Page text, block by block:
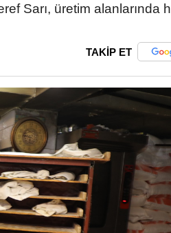
Sarı, üretim alanlarında
TAKİP ET